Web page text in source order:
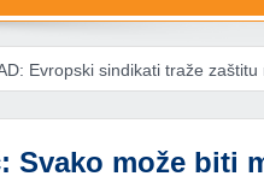
sindikati traže zaštitu radnika od
Svako može biti